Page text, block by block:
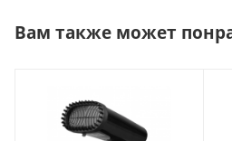
Вам также может